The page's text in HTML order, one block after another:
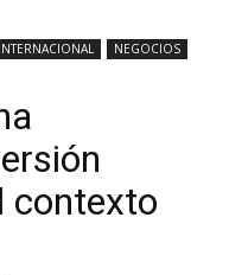
INTERNACIONAL
NEGOCIOS
contexto